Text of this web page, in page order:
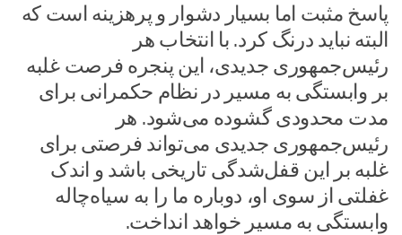
پاسخ مثبت اما بسیار دشوار و پرهزینه است که
البته نباید درنگ کرد. با انتخاب هر
رئیس‌جمهوری جدیدی، این پنجره فرصت غلبه
بر وابستگی به مسیر در نظام حکمرانی برای
مدت محدودی گشوده می‌شود. هر
رئیس‌جمهوری جدیدی می‌تواند فرصتی برای
غلبه بر این قفل‌شدگی تاریخی باشد و اندک
غفلتی از سوی او، دوباره ما را به سیاه‌چاله
وابستگی به مسیر خواهد انداخت.